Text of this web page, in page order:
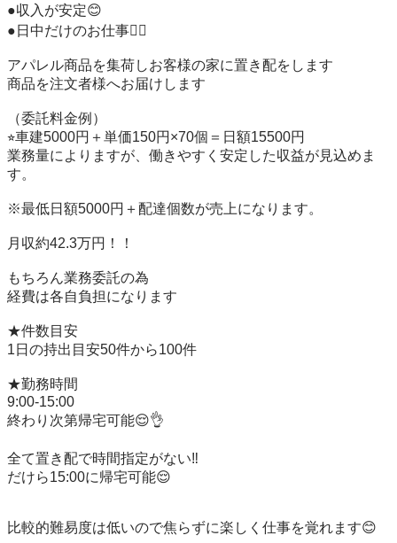
●収入が安定😊
●日中だけのお仕事🙆‍♂️
アパレル商品を集荷しお客様の家に置き配をします
商品を注文者様へお届けします
（委託料金例）
⭐︎車建5000円＋単価150円×70個＝日額15500円
業務量によりますが、働きやすく安定した収益が見込めま
す。
※最低日額5000円＋配達個数が売上になります。
月収約42.3万円！！
もちろん業務委託の為
経費は各自負担になります
★件数目安
1日の持出目安50件から100件
★勤務時間
9:00-15:00
終わり次第帰宅可能😌👌
全て置き配で時間指定がない‼️
だけら15:00に帰宅可能😌
比較的難易度は低いので焦らずに楽しく仕事を覚れます😊